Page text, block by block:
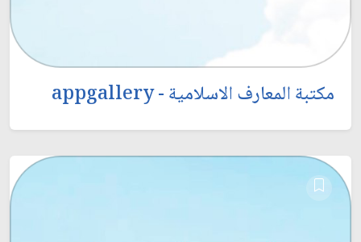
مكتبة المعارف الاسلامية - appgallery